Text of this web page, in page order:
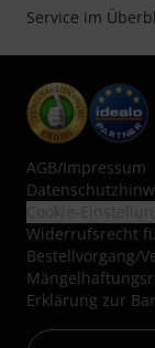
Service im
AGB/Impressum
Widerrufsrecht
Bestellvorgang/
Erklärung zur